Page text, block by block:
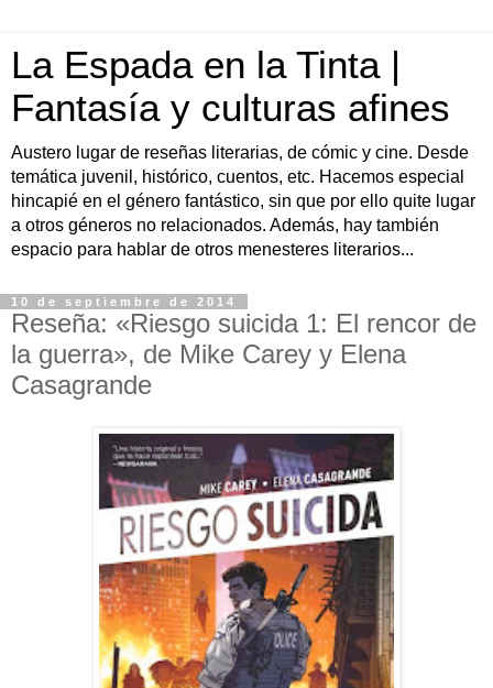
La Espada en la Tinta |
Fantasía y culturas afines
Austero lugar de reseñas literarias, de cómic y cine. Desde
temática juvenil, histórico, cuentos, etc. Hacemos especial
hincapié en el género fantástico, sin que por ello quite lugar
a otros géneros no relacionados. Además, hay también
espacio para hablar de otros menesteres literarios...
10 de septiembre de 2014
Reseña: «Riesgo suicida 1: El rencor de
la guerra», de Mike Carey y Elena
Casagrande